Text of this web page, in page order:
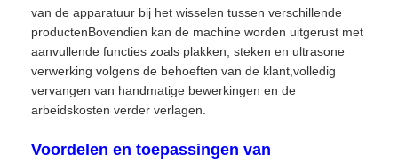
van de apparatuur bij het wisselen tussen verschillende
productenBovendien kan de machine worden uitgerust met
aanvullende functies zoals plakken, steken en ultrasone
verwerking volgens de behoeften van de klant,volledig
vervangen van handmatige bewerkingen en de
arbeidskosten verder verlagen.
Voordelen en toepassingen van